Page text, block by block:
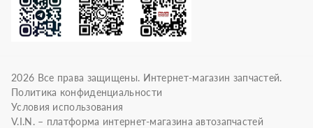
2026 Все права защищены. Интернет-магазин запчастей.
Политика конфиденциальности
Условия использования
V.I.N. – платформа интернет-магазина автозапчастей